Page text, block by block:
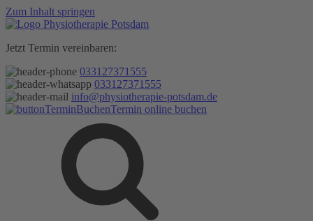
Zum Inhalt springen
Jetzt Termin vereinbaren:
033127371555
033127371555
info@physiotherapie-potsdam.de
Termin online buchen